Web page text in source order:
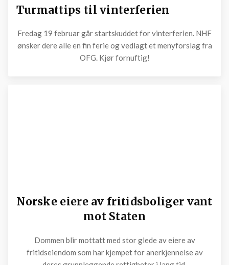
Turmattips til vinterferien
Fredag 19 februar går startskuddet for vinterferien. NHF
ønsker dere alle en fin ferie og vedlagt et menyforslag fra
OFG. Kjør fornuftig!
Norske eiere av fritidsboliger vant
mot Staten
Dommen blir mottatt med stor glede av eiere av
fritidseiendom som har kjempet for anerkjennelse av